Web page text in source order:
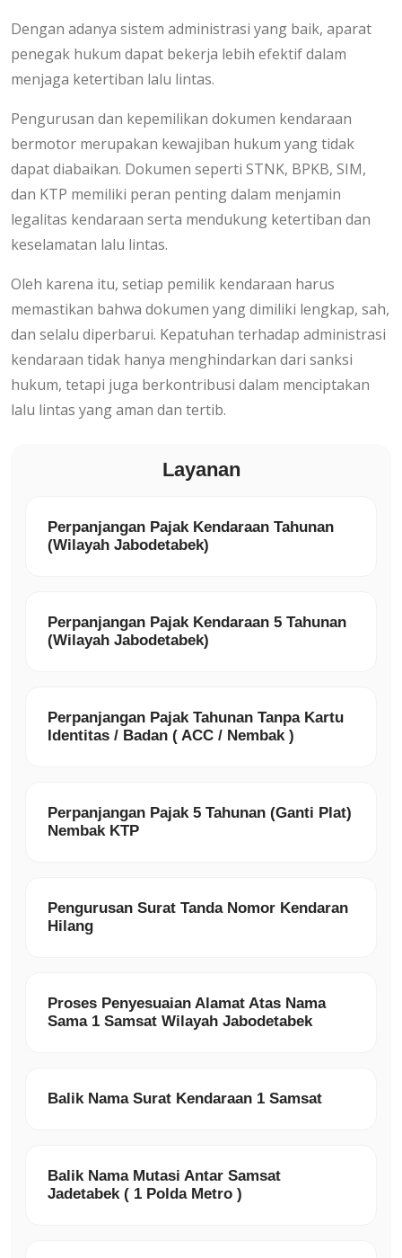
Dengan adanya sistem administrasi yang baik, aparat
penegak hukum dapat bekerja lebih efektif dalam
menjaga ketertiban lalu lintas.
Pengurusan dan kepemilikan dokumen kendaraan
bermotor merupakan kewajiban hukum yang tidak
dapat diabaikan. Dokumen seperti STNK, BPKB, SIM,
dan KTP memiliki peran penting dalam menjamin
legalitas kendaraan serta mendukung ketertiban dan
keselamatan lalu lintas.
Oleh karena itu, setiap pemilik kendaraan harus
memastikan bahwa dokumen yang dimiliki lengkap, sah,
dan selalu diperbarui. Kepatuhan terhadap administrasi
kendaraan tidak hanya menghindarkan dari sanksi
hukum, tetapi juga berkontribusi dalam menciptakan
lalu lintas yang aman dan tertib.
Layanan
Perpanjangan Pajak Kendaraan Tahunan
(Wilayah Jabodetabek)
Perpanjangan Pajak Kendaraan 5 Tahunan
(Wilayah Jabodetabek)
Perpanjangan Pajak Tahunan Tanpa Kartu
Identitas / Badan ( ACC / Nembak )
Perpanjangan Pajak 5 Tahunan (Ganti Plat)
Nembak KTP
Pengurusan Surat Tanda Nomor Kendaran
Hilang
Proses Penyesuaian Alamat Atas Nama
Sama 1 Samsat Wilayah Jabodetabek
Balik Nama Surat Kendaraan 1 Samsat
Balik Nama Mutasi Antar Samsat
Jadetabek ( 1 Polda Metro )